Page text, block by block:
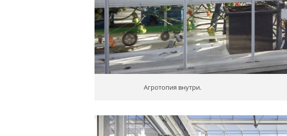
Агротопия внутри.